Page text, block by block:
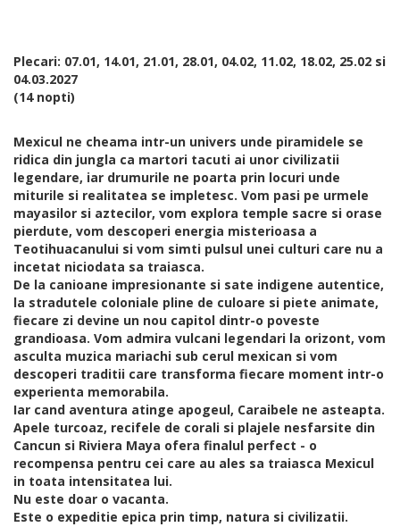
Plecari: 07.01, 14.01, 21.01, 28.01, 04.02, 11.02, 18.02, 25.02 si
04.03.2027
(14 nopti)
Mexicul ne cheama intr-un univers unde piramidele se
ridica din jungla ca martori tacuti ai unor civilizatii
legendare, iar drumurile ne poarta prin locuri unde
miturile si realitatea se impletesc. Vom pasi pe urmele
mayasilor si aztecilor, vom explora temple sacre si orase
pierdute, vom descoperi energia misterioasa a
Teotihuacanului si vom simti pulsul unei culturi care nu a
incetat niciodata sa traiasca.
De la canioane impresionante si sate indigene autentice,
la stradutele coloniale pline de culoare si piete animate,
fiecare zi devine un nou capitol dintr-o poveste
grandioasa. Vom admira vulcani legendari la orizont, vom
asculta muzica mariachi sub cerul mexican si vom
descoperi traditii care transforma fiecare moment intr-o
experienta memorabila.
Iar cand aventura atinge apogeul, Caraibele ne asteapta.
Apele turcoaz, recifele de corali si plajele nesfarsite din
Cancun si Riviera Maya ofera finalul perfect - o
recompensa pentru cei care au ales sa traiasca Mexicul
in toata intensitatea lui.
Nu este doar o vacanta.
Este o expeditie epica prin timp, natura si civilizatii.